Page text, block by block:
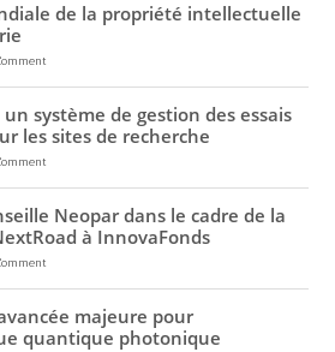
de la propriété intellectuelle
système de gestion des essais
les sites de recherche
Neopar dans le cadre de la
à InnovaFonds
majeure pour
quantique photonique